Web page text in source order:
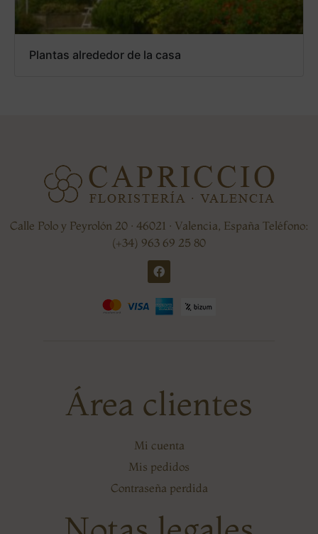
Plantas alrededor de la casa
Calle Polo y Peyrolón 20 · 46021 · Valencia, España Teléfono:
(+34) 963 69 25 80
Área clientes
Mi cuenta
Mis pedidos
Contraseña perdida